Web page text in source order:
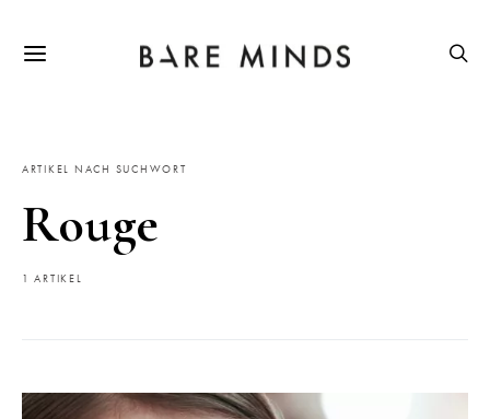
ARTIKEL NACH SUCHWORT
Rouge
1 ARTIKEL